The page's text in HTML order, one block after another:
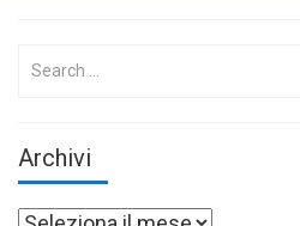
Search
Archivi